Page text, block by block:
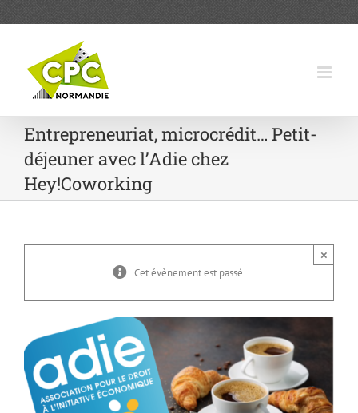
Entrepreneuriat, microcrédit… Petit-
déjeuner avec l’Adie chez
Hey!Coworking
Cet évènement est passé.
×